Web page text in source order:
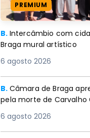
PREMIUM
B. Intercâmbio com cidade de
Braga mural artístico
6 agosto 2026
B. Câmara de Braga
pela morte de Carvalho
6 agosto 2026